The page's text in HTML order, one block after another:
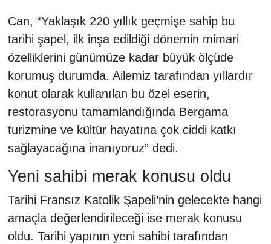
Can, “Yaklaşık 220 yıllık geçmişe sahip bu
tarihi şapel, ilk inşa edildiği dönemin mimari
özelliklerini günümüze kadar büyük ölçüde
korumuş durumda. Ailemiz tarafından yıllardır
konut olarak kullanılan bu özel eserin,
restorasyonu tamamlandığında Bergama
turizmine ve kültür hayatına çok ciddi katkı
sağlayacağına inanıyoruz” dedi.
Yeni sahibi merak konusu oldu
Tarihi Fransız Katolik Şapeli’nin gelecekte hangi
amaçla değerlendirileceği ise merak konusu
oldu. Tarihi yapının yeni sahibi tarafından